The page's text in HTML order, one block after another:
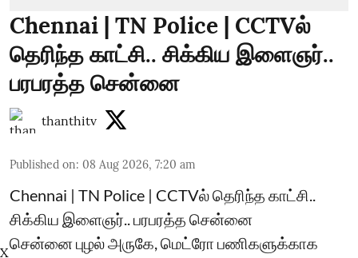
Chennai | TN Police | CCTVல்
தெரிந்த காட்சி.. சிக்கிய இளைஞர்..
பரபரத்த சென்னை
thanthitv
Published on: 08 Aug 2026, 7:20 am
Chennai | TN Police | CCTVல் தெரிந்த காட்சி..
சிக்கிய இளைஞர்.. பரபரத்த சென்னை
சென்னை புழல் அருகே, மெட்ரோ பணிகளுக்காக
X